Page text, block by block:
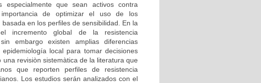
que sean activos contra
de optimizar el uso de los
en los perfiles de sensibilidad. En la
incremento global de la resistencia
embargo existen amplias diferencias
local para tomar decisiones
revisiòn sistemàtica de la literatura que
que reporten perfiles de resistencia
Los estudios serán analizados con el